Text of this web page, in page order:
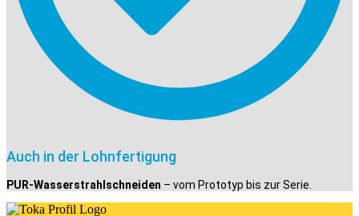
Auch in der Lohnfertigung
PUR-Wasserstrahlschneiden – vom Prototyp bis zur Serie.